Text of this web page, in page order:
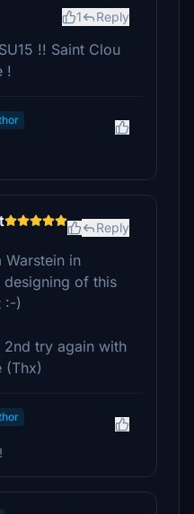
1 Reply
!! Saint Clou
!
Reply
Warstein in
of this
:-)
try again with
(Thx)